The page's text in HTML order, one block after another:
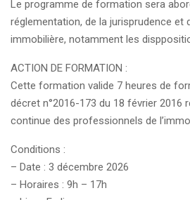
Le programme de formation sera
réglementation, de la jurisprudence et
immobilière, notamment les
ACTION DE FORMATION :
Cette formation valide 7 heures de
décret n°2016-173 du 18 février 2016
continue des professionnels de
Conditions :
– Date : 3 décembre 2026
– Horaires : 9h – 17h